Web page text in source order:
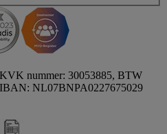
nummer: 30053885, BTW
NL07BNPA0227675029